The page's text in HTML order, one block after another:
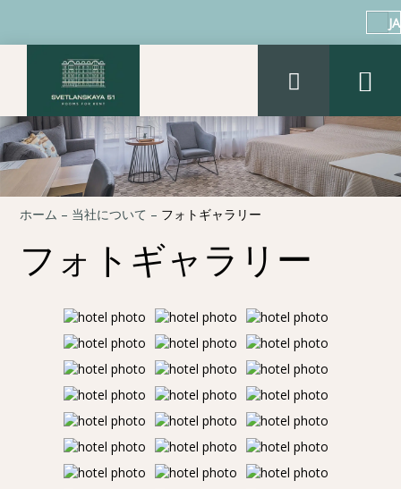
JA
ホーム – 当社について – フォトギャラリー
フォトギャラリー